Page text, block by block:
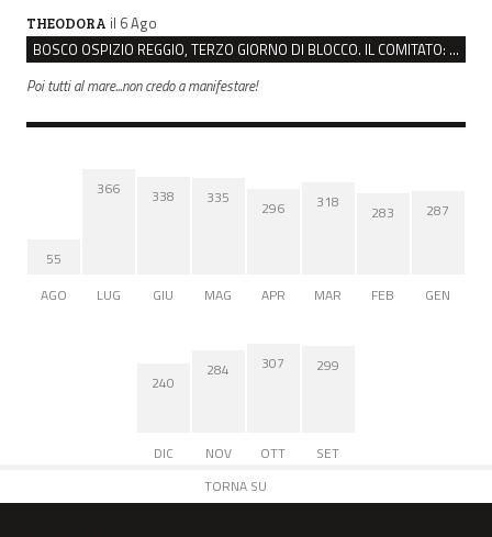
THEODORA il 6 Ago
BOSCO OSPIZIO REGGIO, TERZO GIORNO DI BLOCCO. IL COMITATO: “PRESIDIO FINO A VENERDÌ”
Poi tutti al mare...non credo a manifestare!
55
AGO
366
LUG
338
GIU
335
MAG
296
APR
318
MAR
283
FEB
287
GEN
240
DIC
284
NOV
307
OTT
299
SET
TORNA SU